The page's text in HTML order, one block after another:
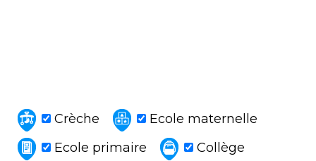
Crèche
Ecole maternelle
Ecole primaire
Collège